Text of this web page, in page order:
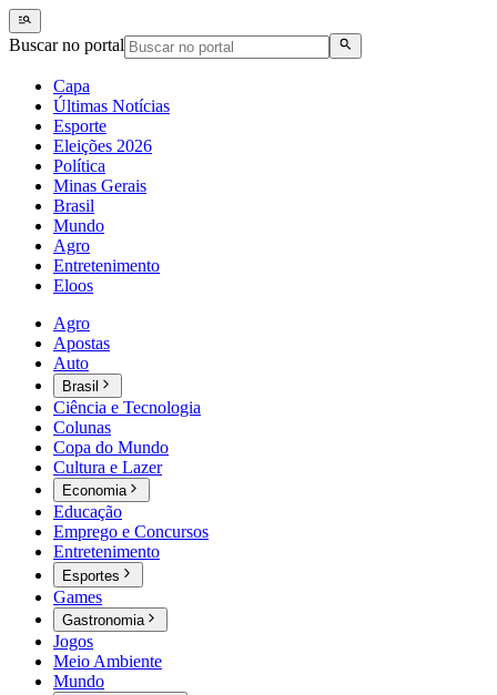
Buscar no portal
Capa
Últimas Notícias
Esporte
Eleições 2026
Política
Minas Gerais
Brasil
Mundo
Agro
Entretenimento
Eloos
Agro
Apostas
Auto
Brasil
Ciência e Tecnologia
Colunas
Copa do Mundo
Cultura e Lazer
Economia
Educação
Emprego e Concursos
Entretenimento
Esportes
Games
Gastronomia
Jogos
Meio Ambiente
Mundo